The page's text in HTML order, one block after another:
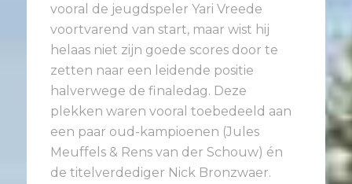
vooral de jeugdspeler Yari Vreede
voortvarend van start, maar wist hij
helaas niet zijn goede scores door te
zetten naar een leidende positie
halverwege de finaledag. Deze
plekken waren vooral toebedeeld aan
een paar oud-kampioenen (Jules
Meuffels & Rens van der Schouw) én
de titelverdediger Nick Bronzwaer.